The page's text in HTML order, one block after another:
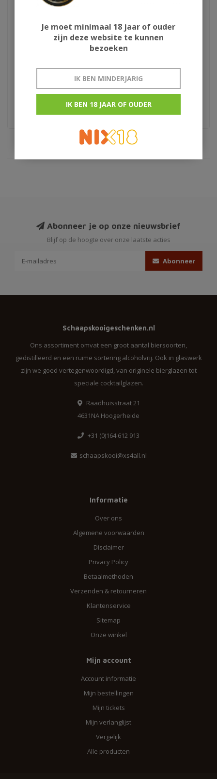
€66,95
Penderyn miniset
€19,95
3x5cl
Abonneer je op onze nieuwsbrief
Blijf op de hoogte over onze laatste acties
Abonneer
Schaapskooigeschenken.nl
Ons assortiment omvat een groot aantal biersoorten,
gedistilleerd en een ruime sortering alcoholvrij. Ook in glaswerk
zijn we goed vertegenwoordigd, van originele bierglazen tot
speciale cocktailglazen.
Raadhuisstraat 21
4631NA Hoogerheide
+31 (0)164 612 913
schaapskooi@xs4all.nl
Informatie
Over ons
Algemene voorwaarden
Disclaimer
Privacy Policy
Betaalmethoden
Verzenden & retourneren
Klantenservice
Sitemap
Onze winkel
Mijn account
Account informatie
Mijn bestellingen
Mijn tickets
Mijn verlanglijst
Vergelijk
Alle producten
Je moet minimaal 18 jaar of ouder
zijn deze website te kunnen
bezoeken
IK BEN MINDERJARIG
IK BEN 18 JAAR OF OUDER